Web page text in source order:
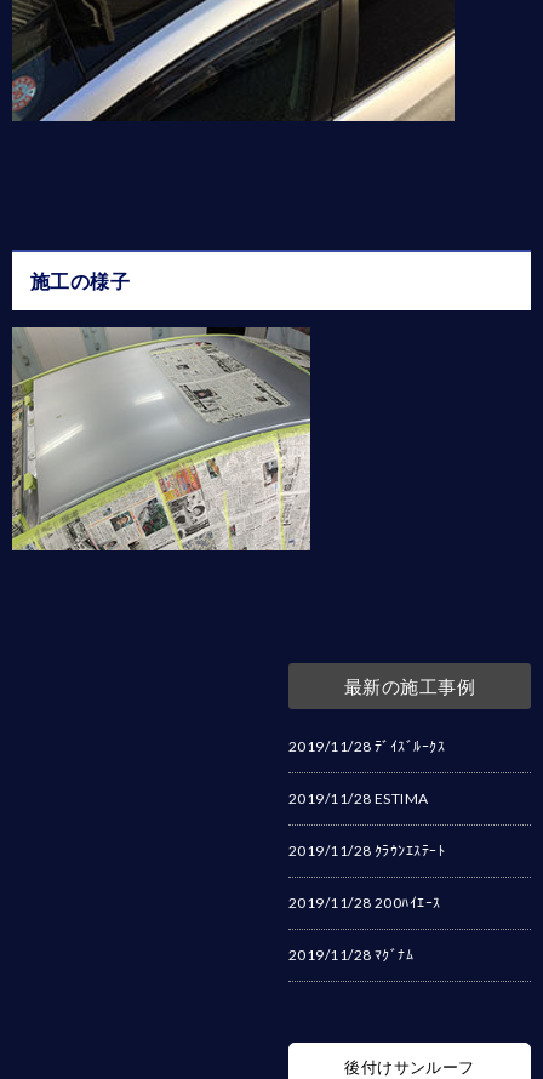
施工の様子
最新の施工事例
2019/11/28 ﾃﾞｲｽﾞﾙｰｸｽ
2019/11/28 ESTIMA
2019/11/28 ｸﾗｳﾝｴｽﾃｰﾄ
2019/11/28 200ﾊｲｴｰｽ
2019/11/28 ﾏｸﾞﾅﾑ
後付けサンルーフ